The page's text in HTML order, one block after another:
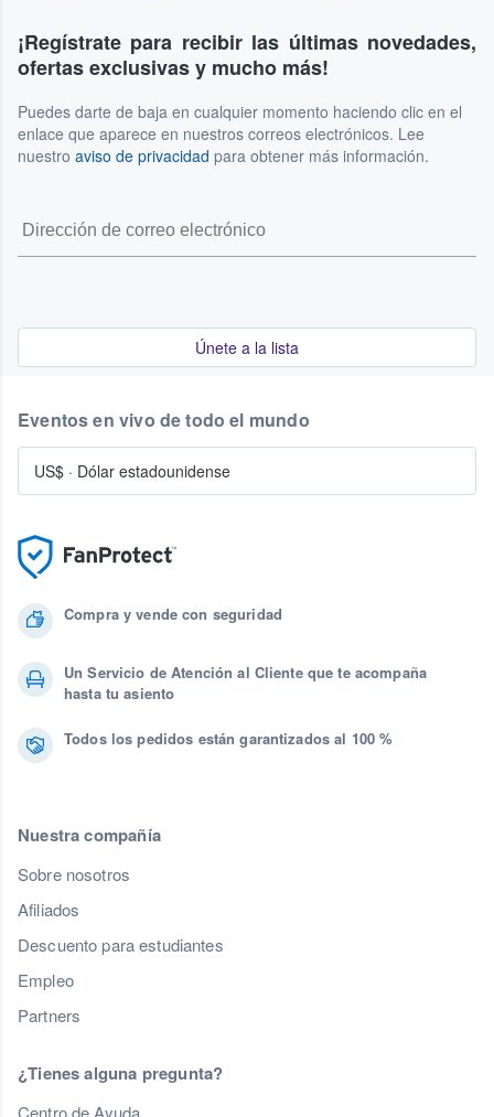
¡Regístrate para recibir las últimas novedades,
ofertas exclusivas y mucho más!
Puedes darte de baja en cualquier momento haciendo clic en el
enlace que aparece en nuestros correos electrónicos. Lee
nuestro aviso de privacidad para obtener más información.
Únete a la lista
Compra y vende con seguridad
Un Servicio de Atención al Cliente que te acompaña
hasta tu asiento
Todos los pedidos están garantizados al 100 %
Nuestra compañía
Sobre nosotros
Afiliados
Descuento para estudiantes
Empleo
Partners
¿Tienes alguna pregunta?
Centro de Ayuda
Eventos en vivo de todo el mundo
US$ · Dólar estadounidense